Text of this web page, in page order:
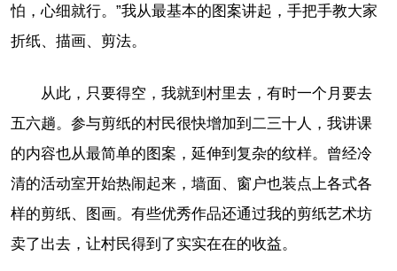
怕，心细就行。”我从最基本的图案讲起，手把手教大家
折纸、描画、剪法。
从此，只要得空，我就到村里去，有时一个月要去
五六趟。参与剪纸的村民很快增加到二三十人，我讲课
的内容也从最简单的图案，延伸到复杂的纹样。曾经冷
清的活动室开始热闹起来，墙面、窗户也装点上各式各
样的剪纸、图画。有些优秀作品还通过我的剪纸艺术坊
卖了出去，让村民得到了实实在在的收益。